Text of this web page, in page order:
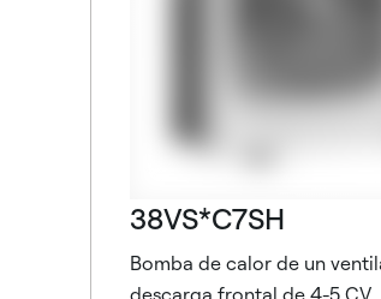
38VS*C7SH
Bomba de calor de un
descarga frontal de 4-5 CV